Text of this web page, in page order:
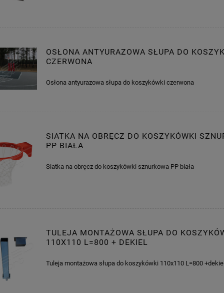
OSŁONA ANTYURAZOWA SŁUPA DO
CZERWONA
Osłona antyurazowa słupa do koszykówki czerwona
SIATKA NA OBRĘCZ DO KOSZYKÓWKI
PP BIAŁA
Siatka na obręcz do koszykówki sznurkowa PP biała
TULEJA MONTAŻOWA SŁUPA DO
110X110 L=800 + DEKIEL
Tuleja montażowa słupa do koszykówki 110x110 L=800